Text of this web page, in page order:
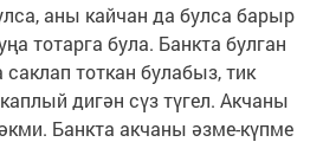
аны кайчан да булса барыр
тотарга була. Банкта булган
тоткан булабыз, тик
дигән сүз түгел. Акчаны
Банкта акчаны әзме-күпме